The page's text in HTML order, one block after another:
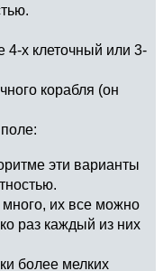
4-х клеточный или 3-
корабля (он
эти варианты
их все можно
раз каждый из них
более мелких